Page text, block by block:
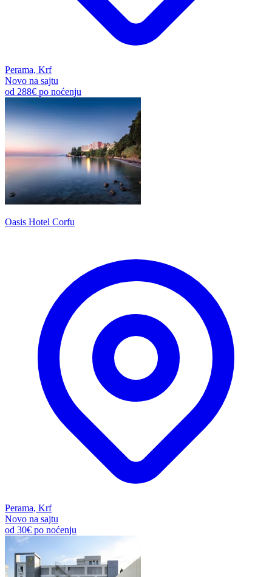
Perama, Krf
Novo na sajtu
od 288€ po noćenju
Oasis Hotel Corfu
Perama, Krf
Novo na sajtu
od 30€ po noćenju